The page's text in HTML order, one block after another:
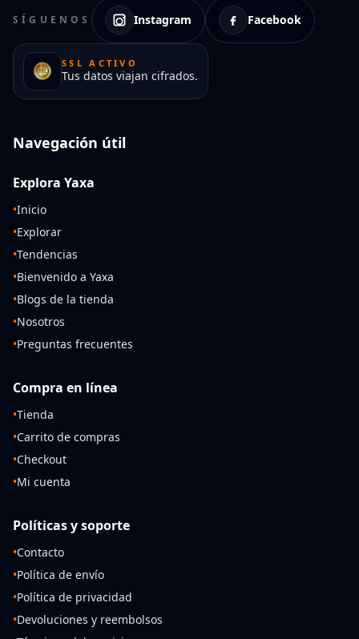
SÍGUENOS Instagram Facebook
SSL ACTIVO
Tus datos viajan cifrados.
Navegación útil
Explora Yaxa
•Inicio
•Explorar
•Tendencias
•Bienvenido a Yaxa
•Blogs de la tienda
•Nosotros
•Preguntas frecuentes
Compra en línea
•Tienda
•Carrito de compras
•Checkout
•Mi cuenta
Políticas y soporte
•Contacto
•Política de envío
•Política de privacidad
•Devoluciones y reembolsos